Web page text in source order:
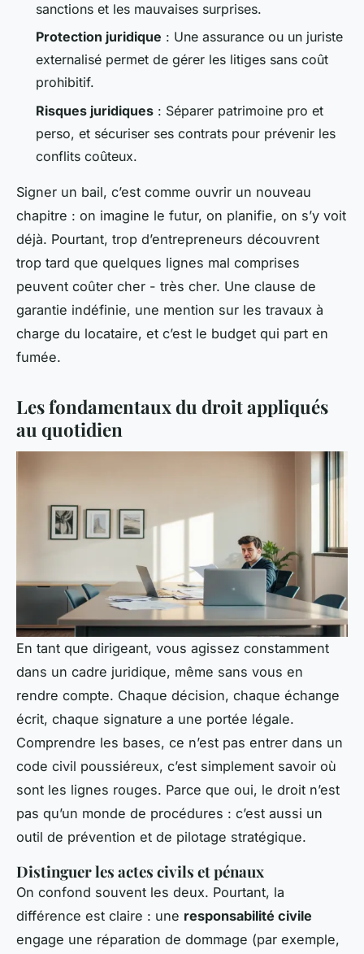
sanctions et les mauvaises surprises.
Protection juridique : Une assurance ou un juriste
externalisé permet de gérer les litiges sans coût
prohibitif.
Risques juridiques : Séparer patrimoine pro et
perso, et sécuriser ses contrats pour prévenir les
conflits coûteux.
Signer un bail, c’est comme ouvrir un nouveau
chapitre : on imagine le futur, on planifie, on s’y voit
déjà. Pourtant, trop d’entrepreneurs découvrent
trop tard que quelques lignes mal comprises
peuvent coûter cher - très cher. Une clause de
garantie indéfinie, une mention sur les travaux à
charge du locataire, et c’est le budget qui part en
fumée.
Les fondamentaux du droit appliqués
au quotidien
En tant que dirigeant, vous agissez constamment
dans un cadre juridique, même sans vous en
rendre compte. Chaque décision, chaque échange
écrit, chaque signature a une portée légale.
Comprendre les bases, ce n’est pas entrer dans un
code civil poussiéreux, c’est simplement savoir où
sont les lignes rouges. Parce que oui, le droit n’est
pas qu’un monde de procédures : c’est aussi un
outil de prévention et de pilotage stratégique.
Distinguer les actes civils et pénaux
On confond souvent les deux. Pourtant, la
différence est claire : une responsabilité civile
engage une réparation de dommage (par exemple,